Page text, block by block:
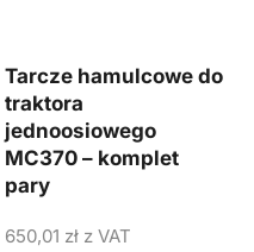
Tarcze hamulcowe do
traktora
jednoosiowego
MC370 – komplet
pary
650,01 zł z VAT